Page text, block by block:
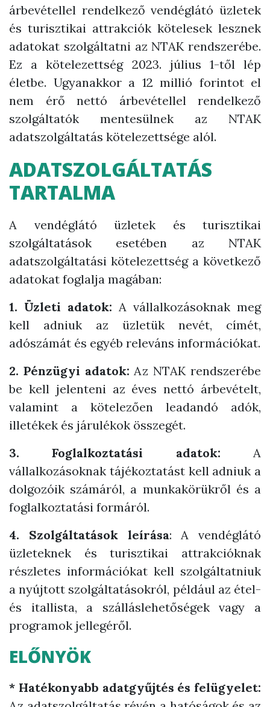
árbevétellel rendelkező vendéglátó üzletek
és turisztikai attrakciók kötelesek lesznek
adatokat szolgáltatni az NTAK rendszerébe.
Ez a kötelezettség 2023. július 1-től lép
életbe. Ugyanakkor a 12 millió forintot el
nem érő nettó árbevétellel rendelkező
szolgáltatók mentesülnek az NTAK
adatszolgáltatás kötelezettsége alól.
ADATSZOLGÁLTATÁS
TARTALMA
A vendéglátó üzletek és turisztikai
szolgáltatások esetében az NTAK
adatszolgáltatási kötelezettség a következő
adatokat foglalja magában:
1. Üzleti adatok: A vállalkozásoknak meg
kell adniuk az üzletük nevét, címét,
adószámát és egyéb releváns információkat.
2. Pénzügyi adatok: Az NTAK rendszerébe
be kell jelenteni az éves nettó árbevételt,
valamint a kötelezően leadandó adók,
illetékek és járulékok összegét.
3. Foglalkoztatási adatok: A
vállalkozásoknak tájékoztatást kell adniuk a
dolgozóik számáról, a munkakörükről és a
foglalkoztatási formáról.
4. Szolgáltatások leírása: A vendéglátó
üzleteknek és turisztikai attrakcióknak
részletes információkat kell szolgáltatniuk
a nyújtott szolgáltatásokról, például az étel-
és itallista, a szálláslehetőségek vagy a
programok jellegéről.
ELŐNYÖK
* Hatékonyabb adatgyűjtés és felügyelet: